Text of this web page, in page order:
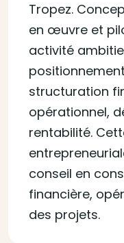
Tropez.
en œuvre et
activité
structuration
opérationnel,
rentabilité.
conseil en
financière,
des projets.